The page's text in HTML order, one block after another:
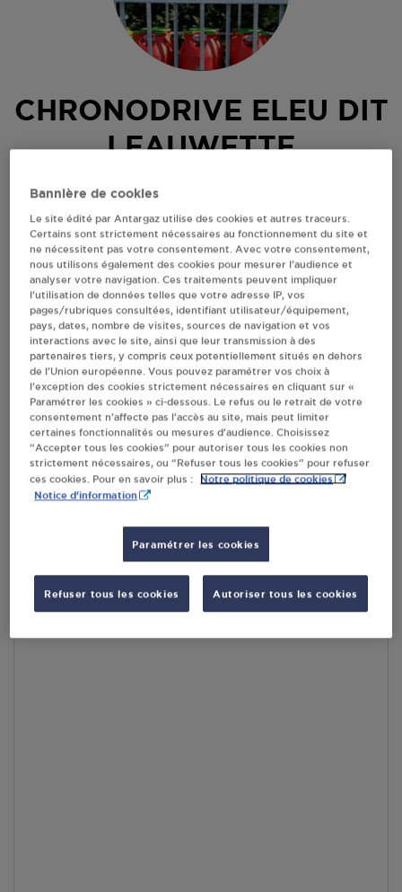
CHRONODRIVE ELEU DIT
LEAUWETTE
61 RUE GABRIEL PERI
62300 ELEU DIT LEAUWETTE
Revendeur de bouteilles de gaz
S'Y RENDRE
AFFICHER LE TÉLÉPHONE
RECEVOIR LES COORDONNÉES DU REVENDEUR
En cliquant sur « S’y rendre », j’autorise le traitement
d’informations (dont mon adresse IP) et leur transfert hors UE
par Google Maps afin d’afficher la carte.
En savoir plus
Accès
Bannière de cookies
Le site édité par Antargaz utilise des cookies et autres traceurs.
Certains sont strictement nécessaires au fonctionnement du site et
ne nécessitent pas votre consentement. Avec votre consentement,
nous utilisons également des cookies pour mesurer l’audience et
analyser votre navigation. Ces traitements peuvent impliquer
l’utilisation de données telles que votre adresse IP, vos
pages/rubriques consultées, identifiant utilisateur/équipement,
pays, dates, nombre de visites, sources de navigation et vos
interactions avec le site, ainsi que leur transmission à des
partenaires tiers, y compris ceux potentiellement situés en dehors
de l’Union européenne. Vous pouvez paramétrer vos choix à
l’exception des cookies strictement nécessaires en cliquant sur «
Paramétrer les cookies » ci-dessous. Le refus ou le retrait de votre
consentement n’affecte pas l’accès au site, mais peut limiter
certaines fonctionnalités ou mesures d’audience. Choisissez
“Accepter tous les cookies” pour autoriser tous les cookies non
strictement nécessaires, ou “Refuser tous les cookies” pour refuser
ces cookies. Pour en savoir plus :
Notre politique de cookies
Notice d'information
Paramétrer les cookies
Refuser tous les cookies Autoriser tous les cookies